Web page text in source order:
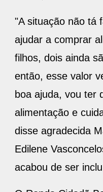
"A situação não tá
ajudar a comprar
filhos, dois ainda
então, esse valor
boa ajuda, vou ter
alimentação e
disse agradecida
Edilene
acabou de ser